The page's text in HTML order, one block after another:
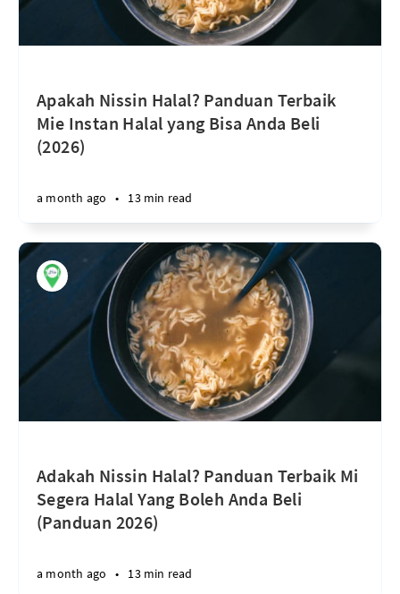
Apakah Nissin Halal? Panduan Terbaik
Mie Instan Halal yang Bisa Anda Beli
(2026)
a month ago • 13 min read
Adakah Nissin Halal? Panduan Terbaik Mi
Segera Halal Yang Boleh Anda Beli
(Panduan 2026)
a month ago • 13 min read